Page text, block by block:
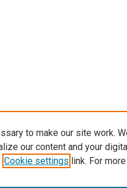
to make our site work.
our content and your
Cookie settings link. For